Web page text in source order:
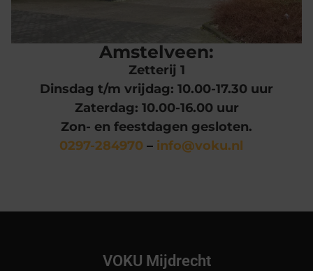
Amstelveen:
Zetterij 1
Dinsdag t/m vrijdag: 10.00-17.30 uur
Zaterdag: 10.00-16.00 uur
Zon- en feestdagen gesloten.
0297-284970 – info@voku.nl
VOKU Mijdrecht